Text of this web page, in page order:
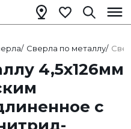
/ Сверла по металлу/
4,5х126мм
с